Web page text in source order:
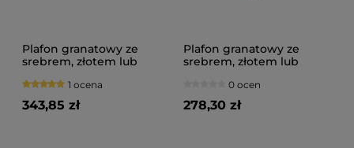
Plafon granatowy ze
srebrem, złotem lub
na przegubach
1 ocena
343,85 zł
Plafon granatowy ze
srebrem, złotem lub
na przegubach
0 ocen
278,30 zł